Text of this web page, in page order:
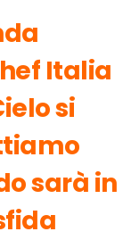
Italia
si
sarà in